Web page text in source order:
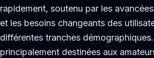
rapidement, soutenu par les
et les besoins changeants des
différentes tranches
principalement destinées aux